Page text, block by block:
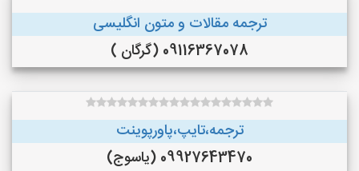
ترجمه مقالات و متون انگلیسی
09116367078 (گرگان )
ترجمه،تایپ،پاورپوینت
09927643470 (یاسوج)